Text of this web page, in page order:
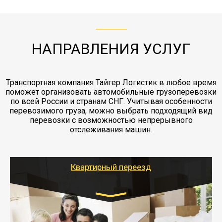
заканчивая выгрузкой в пункте получателя.
НАПРАВЛЕНИЯ УСЛУГ
Транспортная компания Тайгер Логистик в любое время
поможет организовать автомобильные грузоперевозки
по всей России и странам СНГ. Учитывая особенности
перевозимого груза, можно выбрать подходящий вид
перевозки с возможностью непрерывного
отслеживания машин.
Квартирный переезд
Газель: 1,5 и 3 тонны